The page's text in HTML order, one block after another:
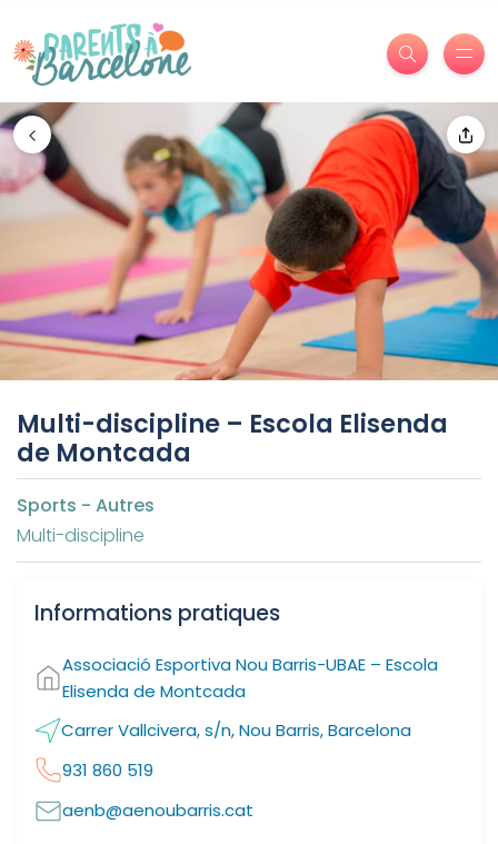
Multi-discipline – Escola Elisenda
de Montcada
Sports - Autres
Multi-discipline
Informations pratiques
Associació Esportiva Nou Barris-UBAE – Escola
Elisenda de Montcada
Carrer Vallcivera, s/n, Nou Barris, Barcelona
931 860 519
aenb@aenoubarris.cat